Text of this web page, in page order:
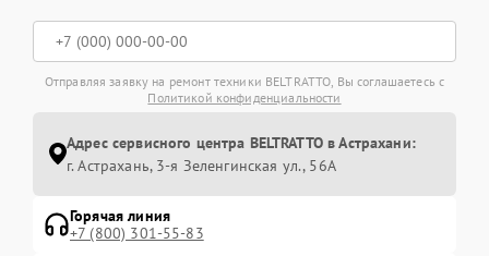
Отправляя заявку на ремонт техники BELTRATTO, Вы соглашаетесь с
Политикой конфиденциальности
Адрес сервисного центра BELTRATTO в Астрахани:
г. Астрахань, 3-я Зеленгинская ул., 56А
Горячая линия
+7 (800) 301-55-83